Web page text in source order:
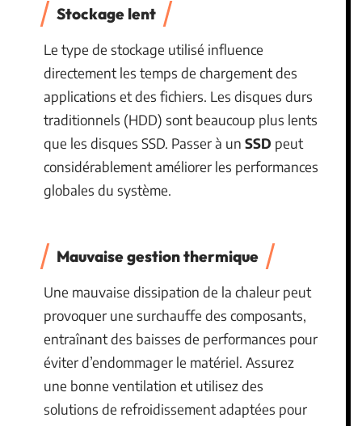
Stockage lent
Le type de stockage utilisé influence
directement les temps de chargement des
applications et des fichiers. Les disques durs
traditionnels (HDD) sont beaucoup plus lents
que les disques SSD. Passer à un SSD peut
considérablement améliorer les performances
globales du système.
Mauvaise gestion thermique
Une mauvaise dissipation de la chaleur peut
provoquer une surchauffe des composants,
entraînant des baisses de performances pour
éviter d’endommager le matériel. Assurez
une bonne ventilation et utilisez des
solutions de refroidissement adaptées pour